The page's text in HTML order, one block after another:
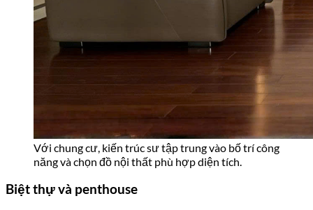
Với chung cư, kiến trúc sư tập trung vào bố trí công
năng và chọn đồ nội thất phù hợp diện tích.
Biệt thự và penthouse